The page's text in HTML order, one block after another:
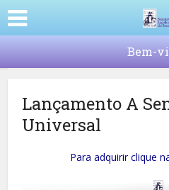
Bem-
Lançamento A
Universal
Para adquirir clique